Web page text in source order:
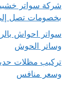
شركة سواتر
بخصومات تصل إلي
سواتر احواش
وساتر الحوش
تركيب مظلات
وسعر منافس